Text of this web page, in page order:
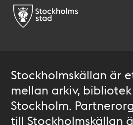
Stockholmskällan är
mellan arkiv,
Stockholm.
till Stockholmskällan